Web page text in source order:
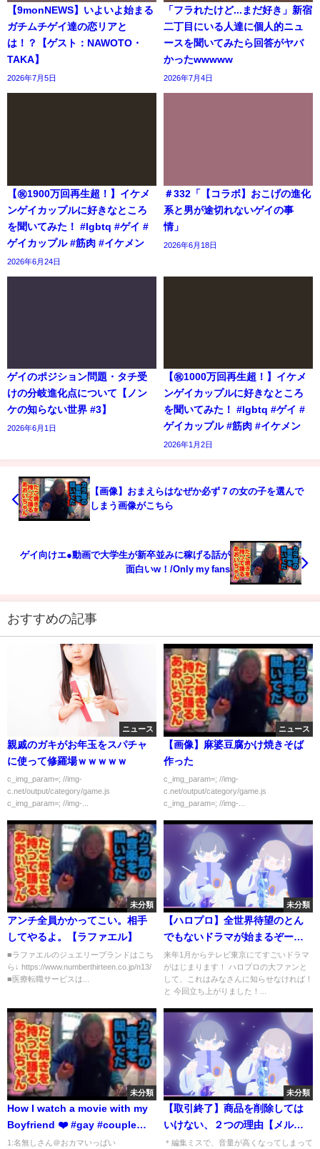
【9monNEWS】いよいよ始まる
ガチムチゲイ達の恋リアと
は！？【ゲスト：NAWOTO・
TAKA】
2026年7月5日
「フラれたけど...まだ好き」新宿
二丁目にいる人達に個人的ニュ
ースを聞いてみたら回答がヤバ
かったwwwww
2026年7月4日
【㊗️1900万回再生超！】イケメ
ンゲイカップルに好きなところ
を聞いてみた！ #lgbtq #ゲイ #
ゲイカップル #筋肉 #イケメン
2026年6月24日
＃332「【コラボ】おこげの進化
系と男が途切れないゲイの事
情」
2026年6月18日
ゲイのポジション問題・タチ受
けの分岐進化点について【ノン
ケの知らない世界 #3】
2026年6月1日
【㊗️1000万回再生超！】イケメ
ンゲイカップルに好きなところ
を聞いてみた！ #lgbtq #ゲイ #
ゲイカップル #筋肉 #イケメン
2026年1月2日
【画像】おまえらはなぜか必ず７の女の子を選んで
しまう画像がこちら
ゲイ向けエ●動画で大学生が新卒並みに稼げる話が
面白いw！/Only my fans
おすすめの記事
ニュース
親戚のガキがお年玉をスパチャ
に使って修羅場ｗｗｗｗｗ
c_img_param=; //img-
c.net/output/category/game.js
c_img_param=; //img-...
ニュース
【画像】麻婆豆腐かけ焼きそば
作った
c_img_param=; //img-
c.net/output/category/game.js
c_img_param=; //img-...
未分類
アンチ全員かかってこい。相手
してやるよ。【ラファエル】
■ラファエルのジュエリーブランドはこち
ら↓ https://www.numberthirteen.co.jp/n13/
■医療転職サービスは...
未分類
【ハロプロ】全世界待望のとん
でもないドラマが始まるぞーー
ー！！！！【新ドラマ】
来年1月からテレビ東京にてすごいドラマ
がはじまります！ ハロプロの大ファンと
して、これはみなさんに知らせなければ！
と 今回立ち上がりました！...
未分類
How I watch a movie with my
Boyfriend ❤️ #gay #couple
#gaycouple #bl #love
1:名無しさん＠おカマいっぱい
未分類
【取引終了】商品を削除しては
いけない、２つの理由【メルカ
リ】
＊編集ミスで、音量が高くなってしまって